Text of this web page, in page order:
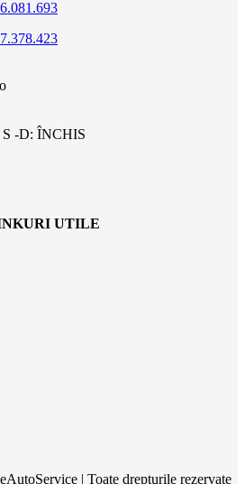
S -D: ÎNCHIS
UTILE
| Toate drepturile rezervate